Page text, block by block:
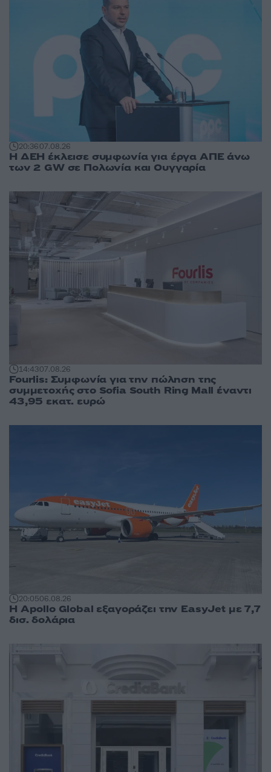
20:3607.08.26
Η ΔΕΗ έκλεισε συμφωνία για έργα ΑΠΕ άνω
των 2 GW σε Πολωνία και Ουγγαρία
14:4307.08.26
Fourlis: Συμφωνία για την πώληση της
συμμετοχής στο Sofia South Ring Mall έναντι
43,95 εκατ. ευρώ
20:0506.08.26
Η Apollo Global εξαγοράζει την EasyJet με 7,7
δισ. δολάρια